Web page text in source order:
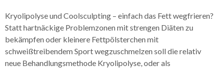
Kryolipolyse und Coolsculpting – einfach das Fett wegfrieren?
Statt hartnäckige Problemzonen mit strengen Diäten zu
bekämpfen oder kleinere Fettpölsterchen mit
schweißtreibendem Sport wegzuschmelzen soll die relativ
neue Behandlungsmethode Kryolipolyse, oder als